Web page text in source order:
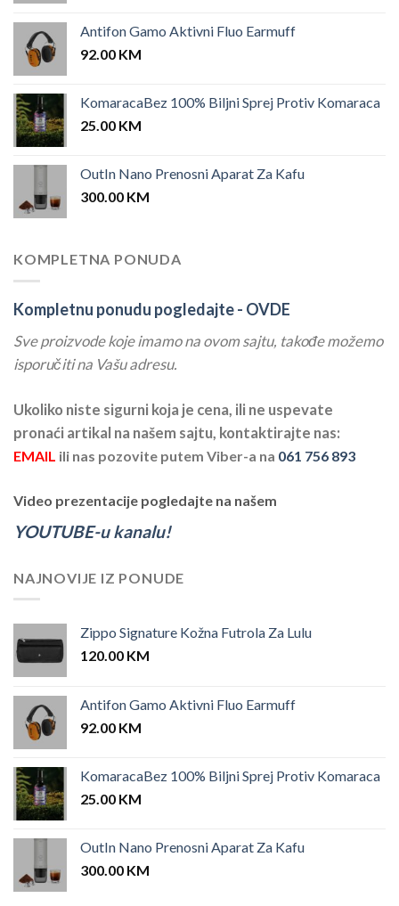
Antifon Gamo Aktivni Fluo Earmuff
92.00 KM
KomaracaBez 100% Biljni Sprej Protiv Komaraca
25.00 KM
OutIn Nano Prenosni Aparat Za Kafu
300.00 KM
KOMPLETNA PONUDA
Kompletnu ponudu pogledajte - OVDE
Sve proizvode koje imamo na ovom sajtu, takođe možemo
isporučiti na Vašu adresu.
Ukoliko niste sigurni koja je cena, ili ne uspevate
pronaći artikal na našem sajtu, kontaktirajte nas:
EMAIL ili nas pozovite putem Viber-a na 061 756 893
Video prezentacije pogledajte na našem
YOUTUBE-u kanalu!
NAJNOVIJE IZ PONUDE
Zippo Signature Kožna Futrola Za Lulu
120.00 KM
Antifon Gamo Aktivni Fluo Earmuff
92.00 KM
KomaracaBez 100% Biljni Sprej Protiv Komaraca
25.00 KM
OutIn Nano Prenosni Aparat Za Kafu
300.00 KM